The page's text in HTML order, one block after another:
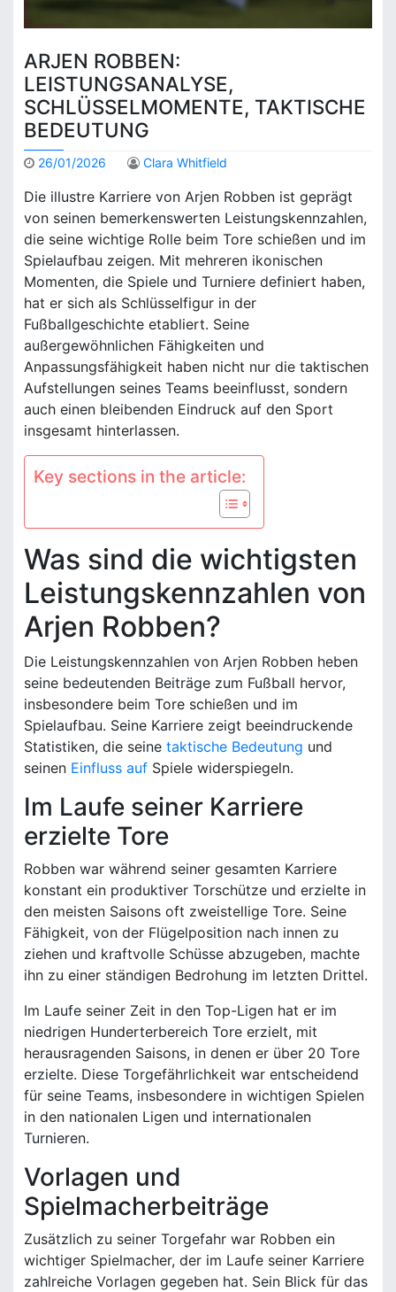
ARJEN ROBBEN:
LEISTUNGSANALYSE,
SCHLÜSSELMOMENTE, TAKTISCHE
BEDEUTUNG
26/01/2026 Clara Whitfield
Die illustre Karriere von Arjen Robben ist geprägt
von seinen bemerkenswerten Leistungskennzahlen,
die seine wichtige Rolle beim Tore schießen und im
Spielaufbau zeigen. Mit mehreren ikonischen
Momenten, die Spiele und Turniere definiert haben,
hat er sich als Schlüsselfigur in der
Fußballgeschichte etabliert. Seine
außergewöhnlichen Fähigkeiten und
Anpassungsfähigkeit haben nicht nur die taktischen
Aufstellungen seines Teams beeinflusst, sondern
auch einen bleibenden Eindruck auf den Sport
insgesamt hinterlassen.
Key sections in the article:
Was sind die wichtigsten
Leistungskennzahlen von
Arjen Robben?
Die Leistungskennzahlen von Arjen Robben heben
seine bedeutenden Beiträge zum Fußball hervor,
insbesondere beim Tore schießen und im
Spielaufbau. Seine Karriere zeigt beeindruckende
Statistiken, die seine taktische Bedeutung und
seinen Einfluss auf Spiele widerspiegeln.
Im Laufe seiner Karriere
erzielte Tore
Robben war während seiner gesamten Karriere
konstant ein produktiver Torschütze und erzielte in
den meisten Saisons oft zweistellige Tore. Seine
Fähigkeit, von der Flügelposition nach innen zu
ziehen und kraftvolle Schüsse abzugeben, machte
ihn zu einer ständigen Bedrohung im letzten Drittel.
Im Laufe seiner Zeit in den Top-Ligen hat er im
niedrigen Hunderterbereich Tore erzielt, mit
herausragenden Saisons, in denen er über 20 Tore
erzielte. Diese Torgefährlichkeit war entscheidend
für seine Teams, insbesondere in wichtigen Spielen
in den nationalen Ligen und internationalen
Turnieren.
Vorlagen und
Spielmacherbeiträge
Zusätzlich zu seiner Torgefahr war Robben ein
wichtiger Spielmacher, der im Laufe seiner Karriere
zahlreiche Vorlagen gegeben hat. Sein Blick für das